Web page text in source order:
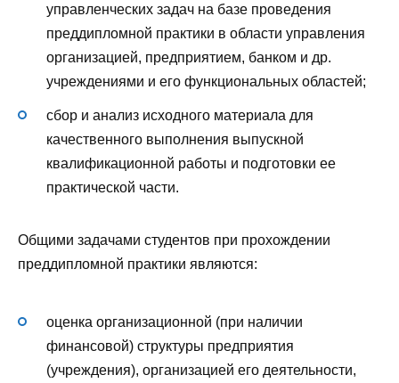
управленческих задач на базе проведения
преддипломной практики в области управления
организацией, предприятием, банком и др.
учреждениями и его функциональных областей;
сбор и анализ исходного материала для
качественного выполнения выпускной
квалификационной работы и подготовки ее
практической части.
Общими задачами студентов при прохождении
преддипломной практики являются:
оценка организационной (при наличии
финансовой) структуры предприятия
(учреждения), организацией его деятельности,